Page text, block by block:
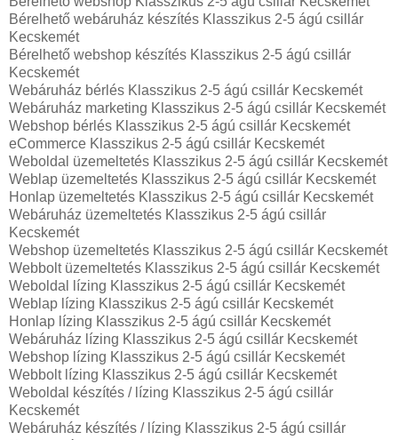
Bérelhető webáruház készítés Klasszikus 2-5 ágú csillár
Kecskemét
Bérelhető webshop készítés Klasszikus 2-5 ágú csillár
Kecskemét
Webáruház bérlés Klasszikus 2-5 ágú csillár Kecskemét
Webáruház marketing Klasszikus 2-5 ágú csillár Kecskemét
Webshop bérlés Klasszikus 2-5 ágú csillár Kecskemét
eCommerce Klasszikus 2-5 ágú csillár Kecskemét
Weboldal üzemeltetés Klasszikus 2-5 ágú csillár Kecskemét
Weblap üzemeltetés Klasszikus 2-5 ágú csillár Kecskemét
Honlap üzemeltetés Klasszikus 2-5 ágú csillár Kecskemét
Webáruház üzemeltetés Klasszikus 2-5 ágú csillár
Kecskemét
Webshop üzemeltetés Klasszikus 2-5 ágú csillár Kecskemét
Webbolt üzemeltetés Klasszikus 2-5 ágú csillár Kecskemét
Weboldal lízing Klasszikus 2-5 ágú csillár Kecskemét
Weblap lízing Klasszikus 2-5 ágú csillár Kecskemét
Honlap lízing Klasszikus 2-5 ágú csillár Kecskemét
Webáruház lízing Klasszikus 2-5 ágú csillár Kecskemét
Webshop lízing Klasszikus 2-5 ágú csillár Kecskemét
Webbolt lízing Klasszikus 2-5 ágú csillár Kecskemét
Weboldal készítés / lízing Klasszikus 2-5 ágú csillár
Kecskemét
Webáruház készítés / lízing Klasszikus 2-5 ágú csillár